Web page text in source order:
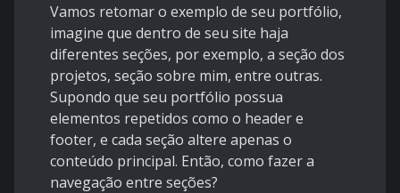
Vamos retomar o exemplo de seu portfólio,
imagine que dentro de seu site haja
diferentes seções, por exemplo, a seção dos
projetos, seção sobre mim, entre outras.
Supondo que seu portfólio possua
elementos repetidos como o header e
footer, e cada seção altere apenas o
conteúdo principal. Então, como fazer a
navegação entre seções?